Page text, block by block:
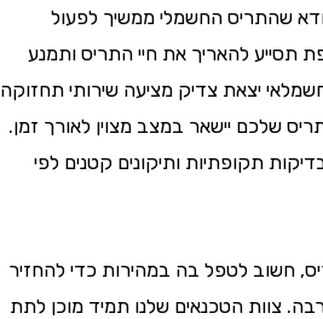
החשמלי ממשיך לפעול
להאריך את חיי התריס ותמנע
יצאת צדיק מציעה שירותי תחזוקה
יישאר במצב מצוין לאורך זמן.
ותיקונים קטנים לפי
לטפל בה במהירות כדי להחזיר
הטכנאים שלנו תמיד מוכן לתת